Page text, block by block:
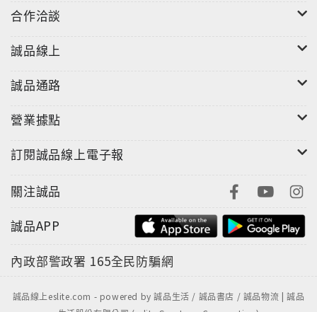
合作洽談
誠品線上
誠品通路
營業據點
訂閱誠品線上電子報
關注誠品
誠品APP
內政部警政署 165全民防騙網
誠品線上eslite.com - powered by 誠品生活 / 誠品書店 / 誠品物流 | 誠品